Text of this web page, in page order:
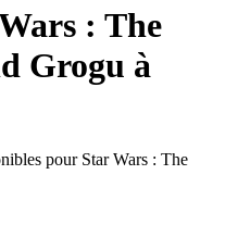
: The
Grogu à
pour Star Wars : The